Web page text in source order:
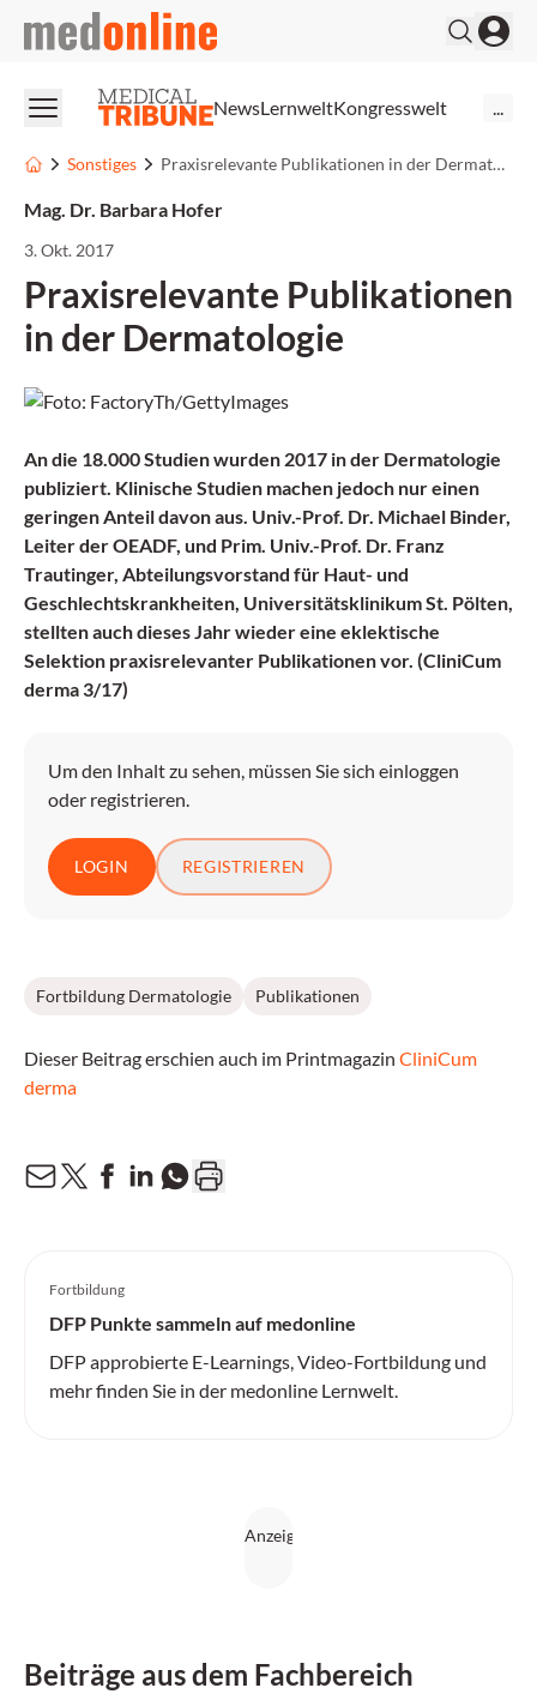
medonline
NewsLernweltKongresswelt
Sonstiges Praxisrelevante Publikationen in der Dermatologie
Mag. Dr. Barbara Hofer
3. Okt. 2017
Praxisrelevante Publikationen
in der Dermatologie
An die 18.000 Studien wurden 2017 in der Dermatologie
publiziert. Klinische Studien machen jedoch nur einen
geringen Anteil davon aus. Univ.-Prof. Dr. Michael Binder,
Leiter der OEADF, und Prim. Univ.-Prof. Dr. Franz
Trautinger, Abteilungsvorstand für Haut- und
Geschlechtskrankheiten, Universitätsklinikum St. Pölten,
stellten auch dieses Jahr wieder eine eklektische
Selektion praxisrelevanter Publikationen vor. (CliniCum
derma 3/17)
Um den Inhalt zu sehen, müssen Sie sich einloggen
oder registrieren.
LOGIN REGISTRIEREN
Fortbildung Dermatologie Publikationen
Dieser Beitrag erschien auch im Printmagazin CliniCum
derma
Fortbildung
DFP Punkte sammeln auf medonline
DFP approbierte E-Learnings, Video-Fortbildung und
mehr finden Sie in der medonline Lernwelt.
Beiträge aus dem Fachbereich